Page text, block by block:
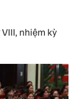
nhiệm kỳ